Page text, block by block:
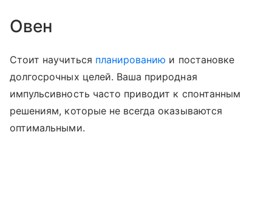
Овен
Стоит научиться планированию и постановке
долгосрочных целей. Ваша природная
импульсивность часто приводит к спонтанным
решениям, которые не всегда оказываются
оптимальными.